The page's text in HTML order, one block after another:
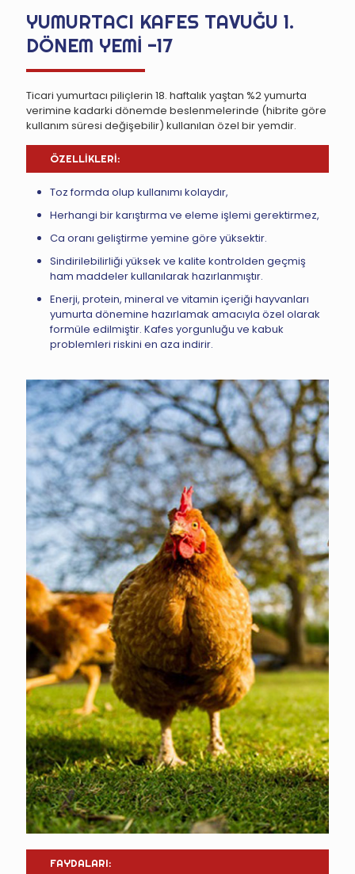
YUMURTACI KAFES TAVUĞU 1.
DÖNEM YEMİ -17
Ticari yumurtacı piliçlerin 18. haftalık yaştan %2 yumurta
verimine kadarki dönemde beslenmelerinde (hibrite göre
kullanım süresi değişebilir) kullanılan özel bir yemdir.
ÖZELLİKLERİ:
Toz formda olup kullanımı kolaydır,
Herhangi bir karıştırma ve eleme işlemi gerektirmez,
Ca oranı geliştirme yemine göre yüksektir.
Sindirilebilirliği yüksek ve kalite kontrolden geçmiş
ham maddeler kullanılarak hazırlanmıştır.
Enerji, protein, mineral ve vitamin içeriği hayvanları
yumurta dönemine hazırlamak amacıyla özel olarak
formüle edilmiştir. Kafes yorgunluğu ve kabuk
problemleri riskini en aza indirir.
FAYDALARI: